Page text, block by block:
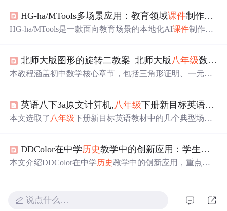
场景背景替换）、音视频编辑（教学语音建模、节奏感知
TTS、SRT字幕同步生成）及AI教学协同（K12知识图谱驱
负担，提升互动课件生产效率。
HG-ha/MTools多场景应用：教育领域课件制作智能助手
HG-ha/MTools是一款面向教育场景的本地化AI课件制作工
视频编辑及跨平台GPU加速。其核心优势在于教育语境感
知、完全离线运行、低硬件门槛适配与教学闭环设计，切
北师大版图形的旋转二教案_北师大版 八年级数学下册微课精讲+
本教程涵盖初中数学核心章节，包括三角形证明、一元一
生自学与教师授课。
英语八下3a原文计算机,八年级下册新目标英语3A原文.doc
本文选取了 八年级下册新目标英语教材中的几个典型场
DDColor在中学历史教学中的创新应用：学生自制彩色
本文介绍DDColor在中学历史教学中的创新应用，重点阐
色、构建彩色时间轴三步完成
可视化叙事的过程；强
调该技术促进史料批判思维、提升
共情与细节意识的
说点什么…